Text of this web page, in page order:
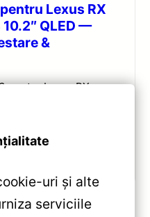
Lexus RX
QLED —
&
pentru Lexus RX:
uri și alte
serviciile